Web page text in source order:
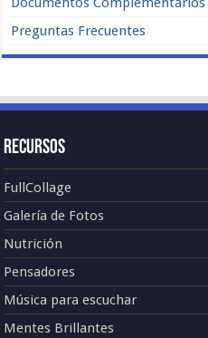
Preguntas Frecuentes
Recursos
FullCollage
Galería de Fotos
Nutrición
Pensadores
Música para escuchar
Mentes Brillantes